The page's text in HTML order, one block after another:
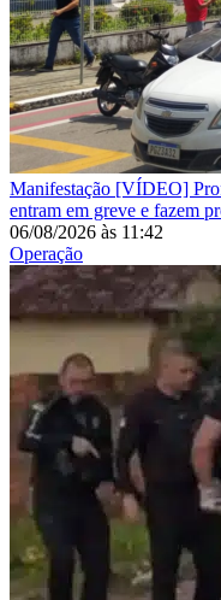
Manifestação [VÍDEO]
entram em greve e fazem
06/08/2026 às 11:42
Operação